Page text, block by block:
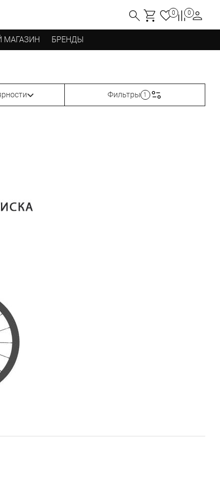
0 0
МАГАЗИН БРЕНДЫ
Фильтры 1